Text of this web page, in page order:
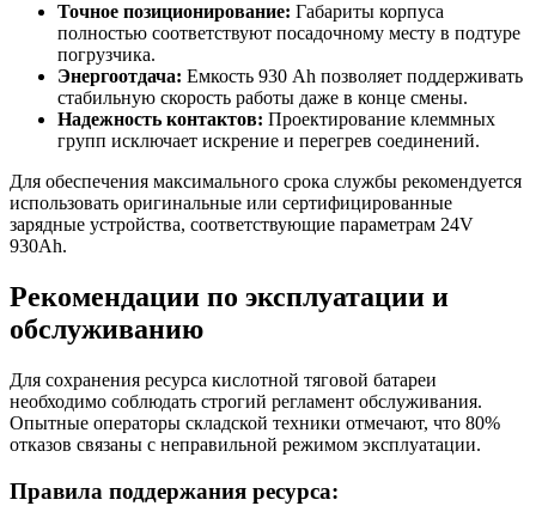
Точное позиционирование: Габариты корпуса
полностью соответствуют посадочному месту в подтуре
погрузчика.
Энергоотдача: Емкость 930 Ah позволяет поддерживать
стабильную скорость работы даже в конце смены.
Надежность контактов: Проектирование клеммных
групп исключает искрение и перегрев соединений.
Для обеспечения максимального срока службы рекомендуется
использовать оригинальные или сертифицированные
зарядные устройства, соответствующие параметрам 24V
930Ah.
Рекомендации по эксплуатации и
обслуживанию
Для сохранения ресурса кислотной тяговой батареи
необходимо соблюдать строгий регламент обслуживания.
Опытные операторы складской техники отмечают, что 80%
отказов связаны с неправильной режимом эксплуатации.
Правила поддержания ресурса: